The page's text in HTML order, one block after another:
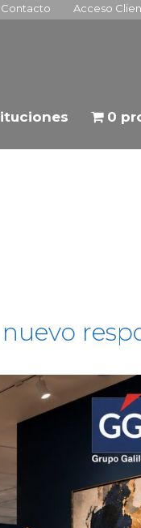
Contacto Acceso
0